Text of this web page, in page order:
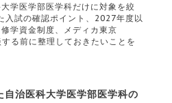
学医学部医学科だけに対象を絞
入試の確認ポイント、2027年度以
学資金制度、メディカ東京
る前に整理しておきたいことを
自治医科大学医学部医学科の